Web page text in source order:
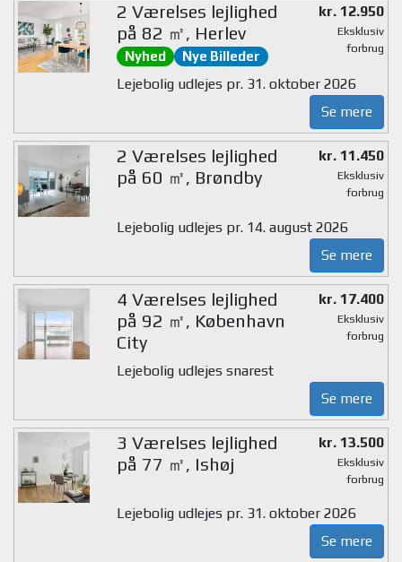
2 Værelses lejlighed
på 82 ㎡, Herlev
Nyhed Nye Billeder
kr. 12.950
Eksklusiv
forbrug
Lejebolig udlejes pr. 31. oktober 2026
Se mere
2 Værelses lejlighed
på 60 ㎡, Brøndby
kr. 11.450
Eksklusiv
forbrug
Lejebolig udlejes pr. 14. august 2026
Se mere
4 Værelses lejlighed
på 92 ㎡, København
City
kr. 17.400
Eksklusiv
forbrug
Lejebolig udlejes snarest
Se mere
3 Værelses lejlighed
på 77 ㎡, Ishøj
kr. 13.500
Eksklusiv
forbrug
Lejebolig udlejes pr. 31. oktober 2026
Se mere